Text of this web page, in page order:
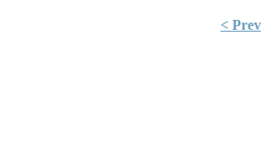
< Prev